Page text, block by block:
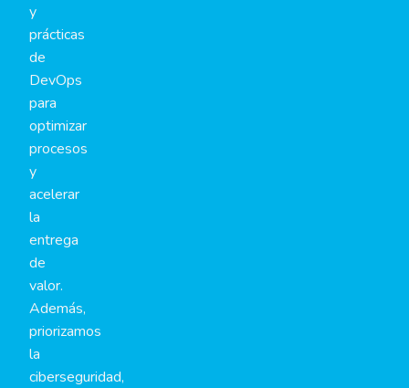
y
prácticas
de
DevOps
para
optimizar
procesos
y
acelerar
la
entrega
de
valor.
Además,
priorizamos
la
ciberseguridad,